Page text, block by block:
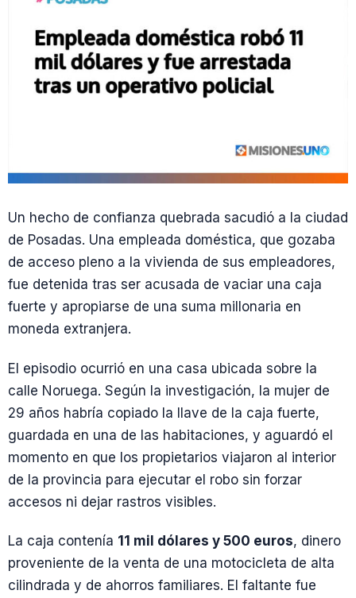
Un hecho de confianza quebrada sacudió a la ciudad
de Posadas. Una empleada doméstica, que gozaba
de acceso pleno a la vivienda de sus empleadores,
fue detenida tras ser acusada de vaciar una caja
fuerte y apropiarse de una suma millonaria en
moneda extranjera.
El episodio ocurrió en una casa ubicada sobre la
calle Noruega. Según la investigación, la mujer de
29 años habría copiado la llave de la caja fuerte,
guardada en una de las habitaciones, y aguardó el
momento en que los propietarios viajaron al interior
de la provincia para ejecutar el robo sin forzar
accesos ni dejar rastros visibles.
La caja contenía 11 mil dólares y 500 euros, dinero
proveniente de la venta de una motocicleta de alta
cilindrada y de ahorros familiares. El faltante fue